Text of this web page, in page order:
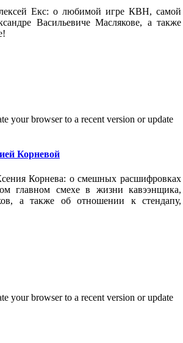
Екс: о любимой игре КВН, самой
Васильевиче Маслякове, а также
your browser to a recent version or update
Корневой
Корнева: о смешных расшифровках
главном смехе в жизни кавээнщика,
а также об отношении к стендапу,
your browser to a recent version or update